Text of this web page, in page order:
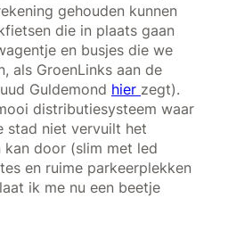
gehouden kunnen
die in plaats gaan
en busjes die we
als GroenLinks aan de
Guldemond hier zegt).
distributiesysteem waar
stad niet vervuilt het
door (slim met led
en ruime parkeerplekken
ik me nu een beetje